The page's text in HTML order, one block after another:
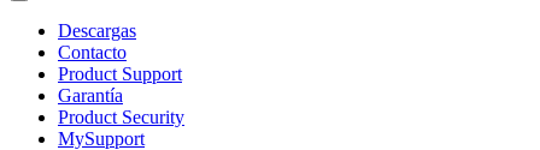
Descargas
Contacto
Product Support
Garantía
Product Security
MySupport